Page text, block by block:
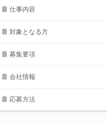
仕事内容
対象となる方
募集要項
会社情報
応募方法